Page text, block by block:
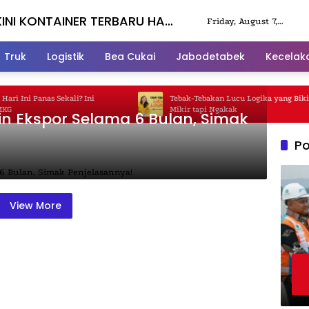
KONTAINER TERBARU HARI
Friday, August 7,
Truk Logistik Bea Cukai Jabodetabek
Ini Panas Sekali? Ini
Tebak-Tebakan Lucu Logika yang Bikin
Mikir tapi Ngakak
Ekspor Selama 6 Bulan, Simak
View More